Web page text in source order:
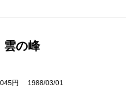
雲の峰
円 1988/03/01